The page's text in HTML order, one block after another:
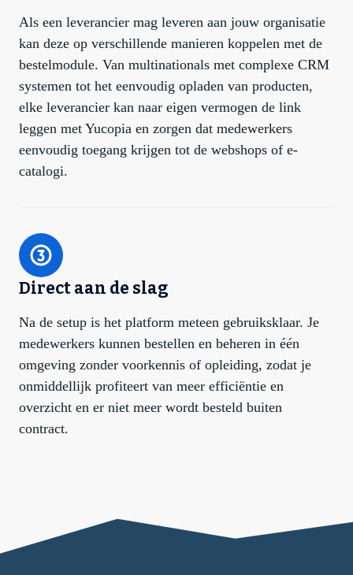
Als een leverancier mag leveren aan jouw organisatie
kan deze op verschillende manieren koppelen met de
bestelmodule. Van multinationals met complexe CRM
systemen tot het eenvoudig opladen van producten,
elke leverancier kan naar eigen vermogen de link
leggen met Yucopia en zorgen dat medewerkers
eenvoudig toegang krijgen tot de webshops of e-
catalogi.
Direct aan de slag
Na de setup is het platform meteen gebruiksklaar. Je
medewerkers kunnen bestellen en beheren in één
omgeving zonder voorkennis of opleiding, zodat je
onmiddellijk profiteert van meer efficiëntie en
overzicht en er niet meer wordt besteld buiten
contract.